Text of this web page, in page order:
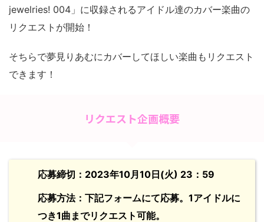
jewelries! 004」に収録されるアイドル達のカバー楽曲の
リクエストが開始！
そちらで夢見りあむにカバーしてほしい楽曲もリクエスト
できます！
リクエスト企画概要
応募締切：2023年10月10日(火) 23：59
応募方法：下記フォームにて応募。1アイドルに
つき1曲までリクエスト可能。